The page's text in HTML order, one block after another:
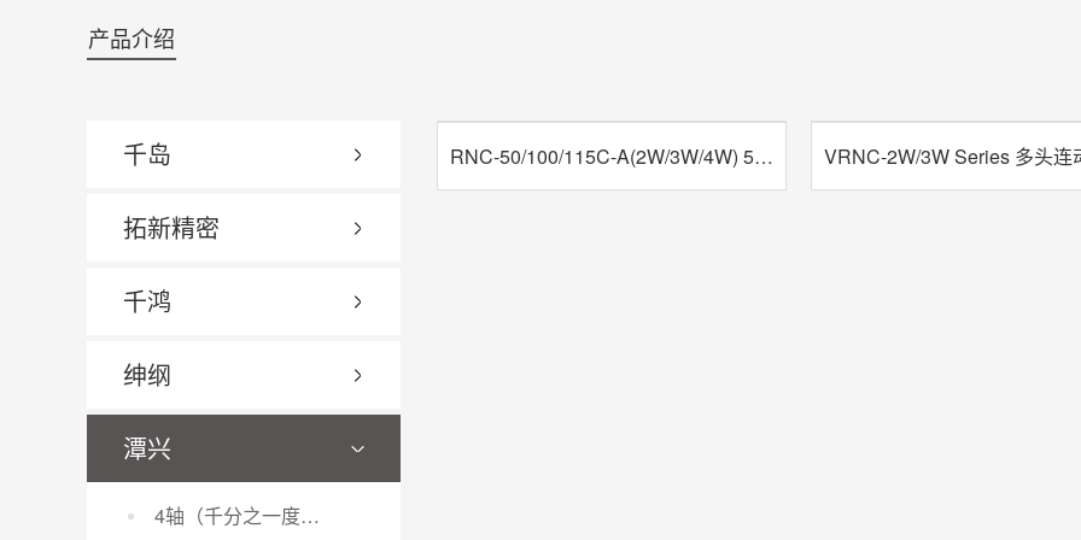
产品介绍
千岛
拓新精密
千鸿
绅纲
潭兴
4轴（千分之一度电脑数控分度盘）
RNC-50/100/115C-A(2W/3W/4W) 5C电脑数控分度盘